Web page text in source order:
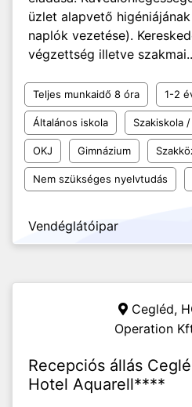
üzlet alapvető
naplók vezetése).
végzettség illetve
Teljes munkaidő 8 óra 1-2
Általános iskola Szakiskola
OKJ Gimnázium
Nem szükséges nyelvtudás
Vendéglátóipar
Cegléd,
Operation
Recepciós állás
Hotel Aquarell****